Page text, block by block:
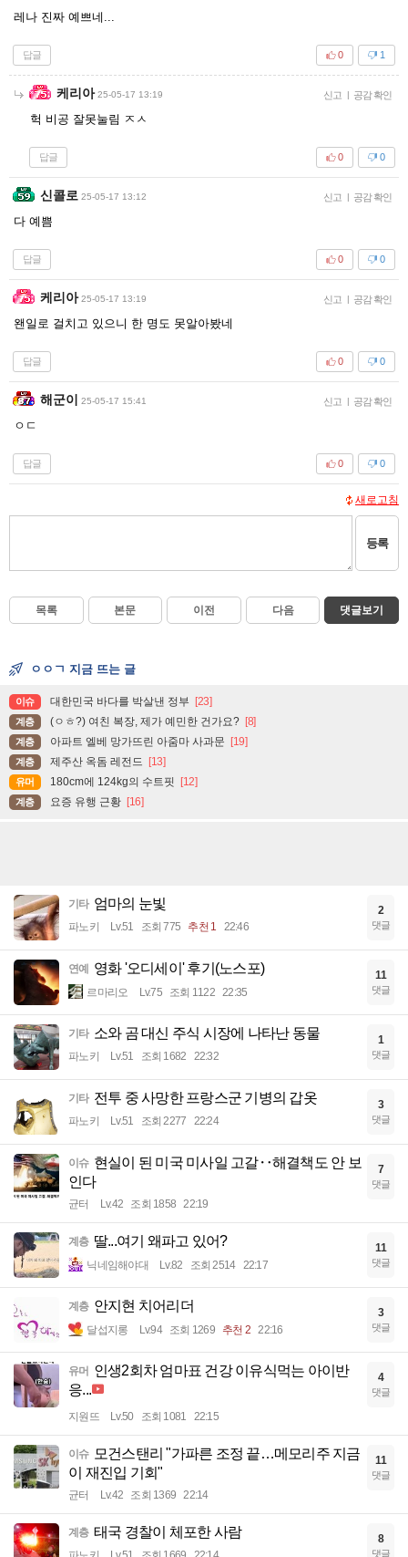
레나 진짜 예쁘네...
답글 1
0
케리아 25-05-17 13:19 신고 | 공감 확인
헉 비공 잘못눌림 ㅈㅅ
답글 0
0
신콜로 25-05-17 13:12 신고 | 공감 확인
다 예쁨
답글 0
0
케리아 25-05-17 13:19 신고 | 공감 확인
왠일로 걸치고 있으니 한 명도 못알아봤네
답글 0
0
해군이 25-05-17 15:41 신고 | 공감 확인
ㅇㄷ
답글 0
0
새로고침
등록
목록 본문 이전 다음 댓글보기
ㅇㅇㄱ 지금 뜨는 글
이슈 대한민국 바다를 박살낸 정부 [23]
계층 (ㅇㅎ?) 여친 복장, 제가 예민한 건가요? [8]
계층 아파트 엘베 망가뜨린 아줌마 사과문 [19]
계층 제주산 옥돔 레전드 [13]
유머 180cm에 124kg의 수트핏 [12]
계층 요증 유행 근황 [16]
기타 엄마의 눈빛
파노키 Lv.51 조회 775 추천 1 22:46
2
댓글
연예 영화 '오디세이' 후기(노스포)
르마리오 Lv.75 조회 1122 22:35
11
댓글
기타 소와 곰 대신 주식 시장에 나타난 동물
파노키 Lv.51 조회 1682 22:32
1
댓글
기타 전투 중 사망한 프랑스군 기병의 갑옷
파노키 Lv.51 조회 2277 22:24
3
댓글
이슈 현실이 된 미국 미사일 고갈‥해결책도 안 보
인다
균터 Lv.42 조회 1858 22:19
7
댓글
계층 딸...여기 왜파고 있어?
닉네임해야대 Lv.82 조회 2514 22:17
11
댓글
계층 안지현 치어리더
달섭지롱 Lv.94 조회 1269 추천 2 22:16
3
댓글
유머 인생2회차 엄마표 건강 이유식먹는 아이반
응...
지원뜨 Lv.50 조회 1081 22:15
4
댓글
이슈
모건스탠리 "가파른 조정 끝…메모리주 지금
이 재진입 기회"
균터 Lv.42 조회 1369 22:14
11
댓글
계층 태국 경찰이 체포한 사람 8
댓글